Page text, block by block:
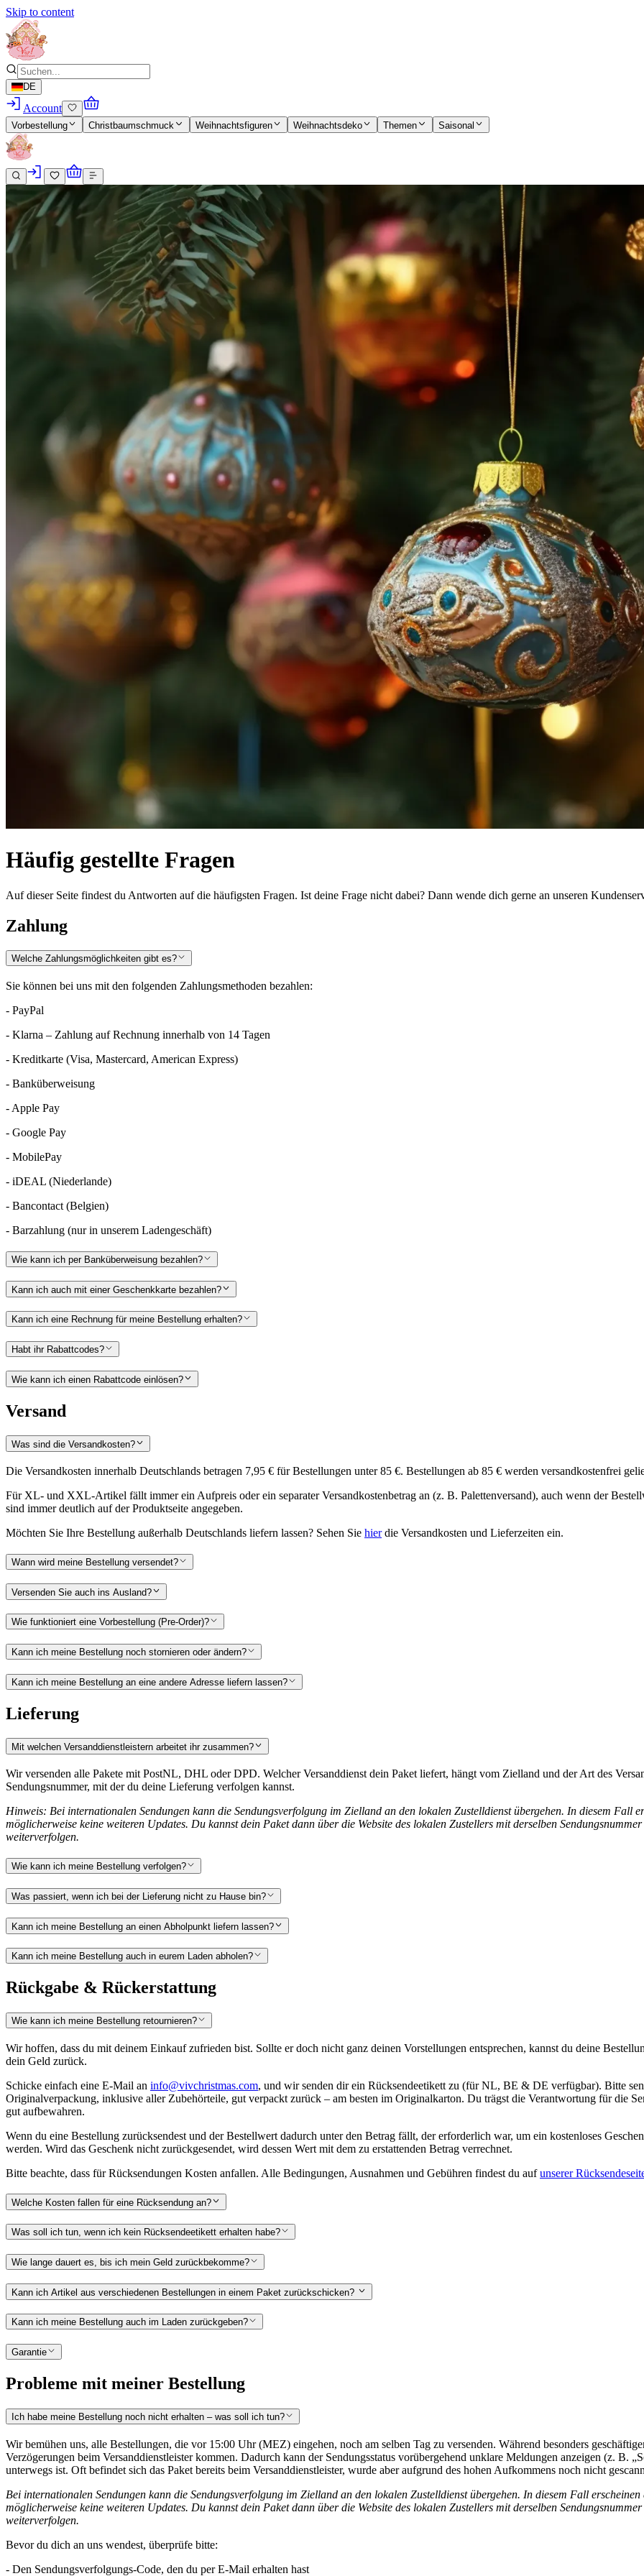
Skip to content
DE
Account
Vorbestellung Christbaumschmuck Weihnachtsfiguren Weihnachtsdeko Themen Saisonal
Häufig gestellte Fragen
Auf dieser Seite findest du Antworten auf die häufigsten Fragen. Ist deine Frage nicht dabei? Dann wende dich gerne an unseren
Zahlung
Welche Zahlungsmöglichkeiten gibt es?
Sie können bei uns mit den folgenden Zahlungsmethoden bezahlen:
- PayPal
- Klarna – Zahlung auf Rechnung innerhalb von 14 Tagen
- Kreditkarte (Visa, Mastercard, American Express)
- Banküberweisung
- Apple Pay
- Google Pay
- MobilePay
- iDEAL (Niederlande)
- Bancontact (Belgien)
- Barzahlung (nur in unserem Ladengeschäft)
Wie kann ich per Banküberweisung bezahlen?
Kann ich auch mit einer Geschenkkarte bezahlen?
Kann ich eine Rechnung für meine Bestellung erhalten?
Habt ihr Rabattcodes?
Wie kann ich einen Rabattcode einlösen?
Versand
Was sind die Versandkosten?
Die Versandkosten innerhalb Deutschlands betragen 7,95 € für Bestellungen unter 85 €. Bestellungen ab 85 € werden versandkostenfrei
Für XL- und XXL-Artikel fällt immer ein Aufpreis oder ein separater Versandkostenbetrag an (z. B. Palettenversand), auch wenn der
sind immer deutlich auf der Produktseite angegeben.
Möchten Sie Ihre Bestellung außerhalb Deutschlands liefern lassen? Sehen Sie hierdie Versandkosten und Lieferzeiten ein.
Wann wird meine Bestellung versendet?
Versenden Sie auch ins Ausland?
Wie funktioniert eine Vorbestellung (Pre-Order)?
Kann ich meine Bestellung noch stornieren oder ändern?
Kann ich meine Bestellung an eine andere Adresse liefern lassen?
Lieferung
Mit welchen Versanddienstleistern arbeitet ihr zusammen?
Wir versenden alle Pakete mit PostNL, DHL oder DPD. Welcher Versanddienst dein Paket liefert, hängt vom Zielland und der Art des
Sendungsnummer, mit der du deine Lieferung verfolgen kannst.
Hinweis: Bei internationalen Sendungen kann die Sendungsverfolgung im Zielland an den lokalen Zustelldienst übergehen. In diesem Fall
möglicherweise keine weiteren Updates. Du kannst dein Paket dann über die Website des lokalen Zustellers mit derselben
weiterverfolgen.
Wie kann ich meine Bestellung verfolgen?
Was passiert, wenn ich bei der Lieferung nicht zu Hause bin?
Kann ich meine Bestellung an einen Abholpunkt liefern lassen?
Kann ich meine Bestellung auch in eurem Laden abholen?
Rückgabe & Rückerstattung
Wie kann ich meine Bestellung retournieren?
Wir hoffen, dass du mit deinem Einkauf zufrieden bist. Sollte er doch nicht ganz deinen Vorstellungen entsprechen, kannst du deine
dein Geld zurück.
Schicke einfach eine E-Mail an info@vivchristmas.com, und wir senden dir ein Rücksendeetikett zu (für NL, BE & DE verfügbar). Bitte
Originalverpackung, inklusive aller Zubehörteile, gut verpackt zurück – am besten im Originalkarton. Du trägst die Verantwortung für die
gut aufbewahren.
Wenn du eine Bestellung zurücksendest und der Bestellwert dadurch unter den Betrag fällt, der erforderlich war, um ein kostenloses
werden. Wird das Geschenk nicht zurückgesendet, wird dessen Wert mit dem zu erstattenden Betrag verrechnet.
Bitte beachte, dass für Rücksendungen Kosten anfallen. Alle Bedingungen, Ausnahmen und Gebühren findest du aufunserer
Welche Kosten fallen für eine Rücksendung an?
Was soll ich tun, wenn ich kein Rücksendeetikett erhalten habe?
Wie lange dauert es, bis ich mein Geld zurückbekomme?
Kann ich Artikel aus verschiedenen Bestellungen in einem Paket zurückschicken?
Kann ich meine Bestellung auch im Laden zurückgeben?
Garantie
Probleme mit meiner Bestellung
Ich habe meine Bestellung noch nicht erhalten – was soll ich tun?
Wir bemühen uns, alle Bestellungen, die vor 15:00 Uhr (MEZ) eingehen, noch am selben Tag zu versenden. Während besonders
Verzögerungen beim Versanddienstleister kommen. Dadurch kann der Sendungsstatus vorübergehend unklare Meldungen anzeigen (z. B.
unterwegs ist. Oft befindet sich das Paket bereits beim Versanddienstleister, wurde aber aufgrund des hohen Aufkommens noch nicht
Bei internationalen Sendungen kann die Sendungsverfolgung im Zielland an den lokalen Zustelldienst übergehen. In diesem Fall
möglicherweise keine weiteren Updates. Du kannst dein Paket dann über die Website des lokalen Zustellers mit derselben
weiterverfolgen.
Bevor du dich an uns wendest, überprüfe bitte:
- Den Sendungsverfolgungs-Code, den du per E-Mail erhalten hast